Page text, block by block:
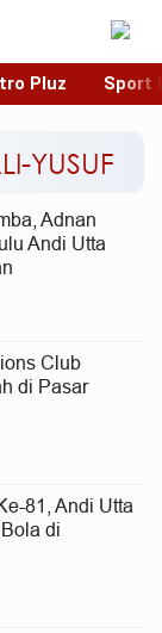
Pluz Sport
YUSUF
Adnan
Andi Utta
Club
di Pasar
81, Andi Utta
di